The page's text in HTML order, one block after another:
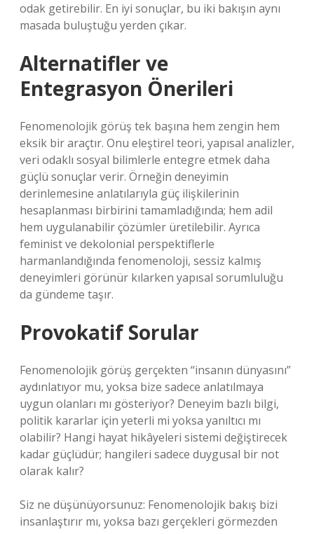
odak getirebilir. En iyi sonuçlar, bu iki bakışın aynı
masada buluştuğu yerden çıkar.
Alternatifler ve
Entegrasyon Önerileri
Fenomenolojik görüş tek başına hem zengin hem
eksik bir araçtır. Onu eleştirel teori, yapısal analizler,
veri odaklı sosyal bilimlerle entegre etmek daha
güçlü sonuçlar verir. Örneğin deneyimin
derinlemesine anlatılarıyla güç ilişkilerinin
hesaplanması birbirini tamamladığında; hem adil
hem uygulanabilir çözümler üretilebilir. Ayrıca
feminist ve dekolonial perspektiflerle
harmanlandığında fenomenoloji, sessiz kalmış
deneyimleri görünür kılarken yapısal sorumluluğu
da gündeme taşır.
Provokatif Sorular
Fenomenolojik görüş gerçekten “insanın dünyasını”
aydınlatıyor mu, yoksa bize sadece anlatılmaya
uygun olanları mı gösteriyor? Deneyim bazlı bilgi,
politik kararlar için yeterli mi yoksa yanıltıcı mı
olabilir? Hangi hayat hikâyeleri sistemi değiştirecek
kadar güçlüdür; hangileri sadece duygusal bir not
olarak kalır?
Siz ne düşünüyorsunuz: Fenomenolojik bakış bizi
insanlaştırır mı, yoksa bazı gerçekleri görmezden